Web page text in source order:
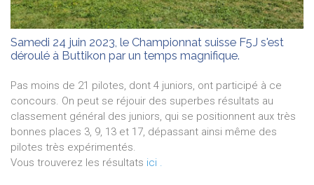
Samedi 24 juin 2023, le Championnat suisse F5J s'est
déroulé à Buttikon par un temps magnifique.
Pas moins de 21 pilotes, dont 4 juniors, ont participé à ce
concours. On peut se réjouir des superbes résultats au
classement général des juniors, qui se positionnent aux très
bonnes places 3, 9, 13 et 17, dépassant ainsi même des
pilotes très expérimentés.
Vous trouverez les résultats ici .